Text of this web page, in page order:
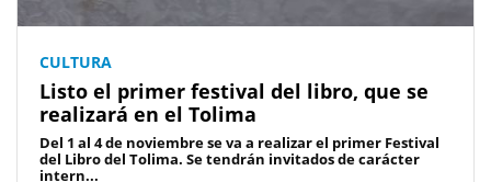
CULTURA
Listo el primer festival del libro, que se
realizará en el Tolima
Del 1 al 4 de noviembre se va a realizar el primer Festival
del Libro del Tolima. Se tendrán invitados de carácter
intern...